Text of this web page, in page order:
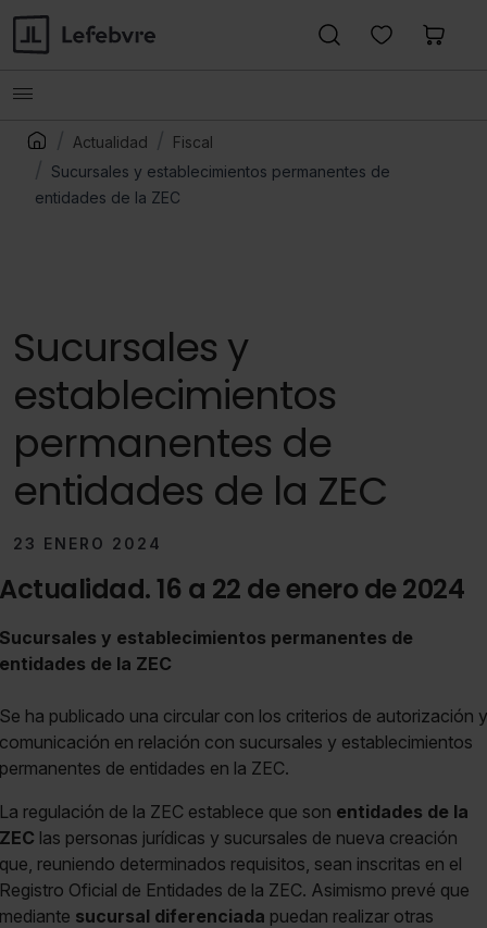
Actualidad
Fiscal
Sucursales y establecimientos permanentes de
entidades de la ZEC
Sucursales y
establecimientos
permanentes de
entidades de la ZEC
23 ENERO 2024
Actualidad. 16 a 22 de enero de 2024
Sucursales y establecimientos permanentes de
entidades de la ZEC
Se ha publicado una circular con los criterios de autorización y
comunicación en relación con sucursales y establecimientos
permanentes de entidades en la ZEC.
La regulación de la ZEC establece que son entidades de la
ZEC las personas jurídicas y sucursales de nueva creación
que, reuniendo determinados requisitos, sean inscritas en el
Registro Oficial de Entidades de la ZEC. Asimismo prevé que
mediante sucursal diferenciada puedan realizar otras